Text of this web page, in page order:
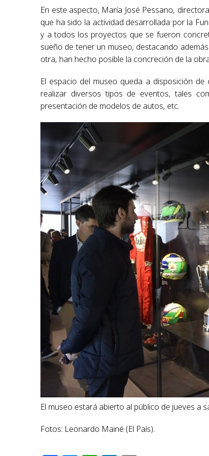
En este aspecto, María José Pessano,
que ha sido la actividad desarrollada por la
y a todos los proyectos que se fueron
sueño de tener un museo, destacando
otra, han hecho posible la concreción de la
El espacio del museo queda a disposición
realizar diversos tipos de eventos, tales
presentación de modelos de autos, etc.
El museo estará abierto al público de jueves a
Fotos: Leonardo Mainé (El País).